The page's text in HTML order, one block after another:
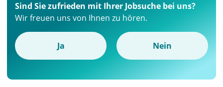
Sind Sie zufrieden mit Ihrer Jobsuche bei uns?
Wir freuen uns von Ihnen zu hören.
Ja Nein